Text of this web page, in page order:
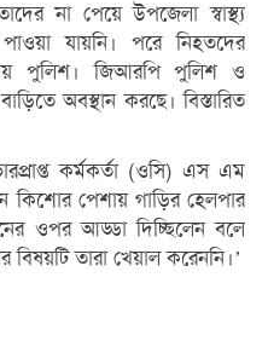
না পেয়ে উপজেলা স্বাস্থ্য
যায়নি। পরে নিহতদের
পুলিশ। জিআরপি পুলিশ ও
অবস্থান করছে। বিস্তারিত
কর্মকর্তা (ওসি) এস এম
কিশোর পেশায় গাড়ির হেলপার
ওপর আড্ডা দিচ্ছিলেন বলে
বিষয়টি তারা খেয়াল করেননি।’